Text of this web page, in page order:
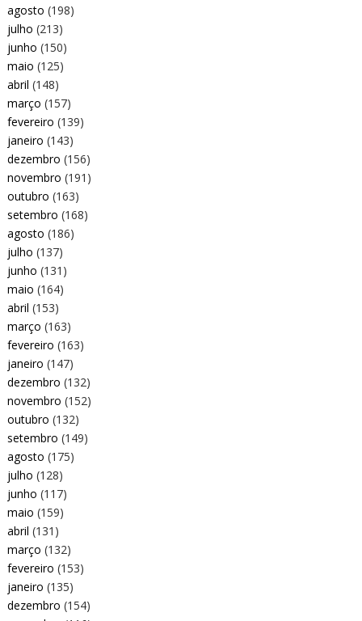
agosto (198)
julho (213)
junho (150)
maio (125)
abril (148)
março (157)
fevereiro (139)
janeiro (143)
dezembro (156)
novembro (191)
outubro (163)
setembro (168)
agosto (186)
julho (137)
junho (131)
maio (164)
abril (153)
março (163)
fevereiro (163)
janeiro (147)
dezembro (132)
novembro (152)
outubro (132)
setembro (149)
agosto (175)
julho (128)
junho (117)
maio (159)
abril (131)
março (132)
fevereiro (153)
janeiro (135)
dezembro (154)